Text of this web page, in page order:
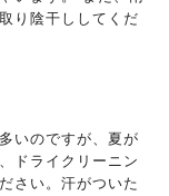
り陰干ししてくだ
いのですが、夏が
ドライクリーニン
さい。汗がついた